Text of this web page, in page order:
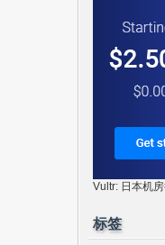
Vultr: 日本机房
标签